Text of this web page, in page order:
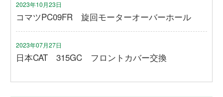
2023年10月23日
コマツPC09FR 旋回モーターオーバーホール
2023年07月27日
日本CAT 315GC フロントカバー交換